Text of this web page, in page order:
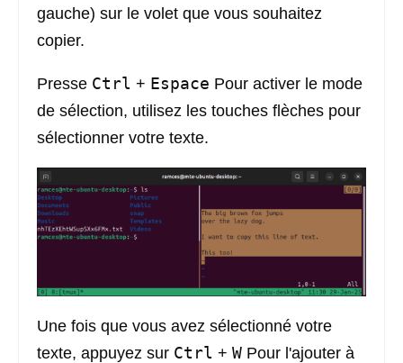
gauche) sur le volet que vous souhaitez
copier.
Presse Ctrl + Espace Pour activer le mode
de sélection, utilisez les touches flèches pour
sélectionner votre texte.
Une fois que vous avez sélectionné votre
texte, appuyez sur Ctrl + W Pour l'ajouter à